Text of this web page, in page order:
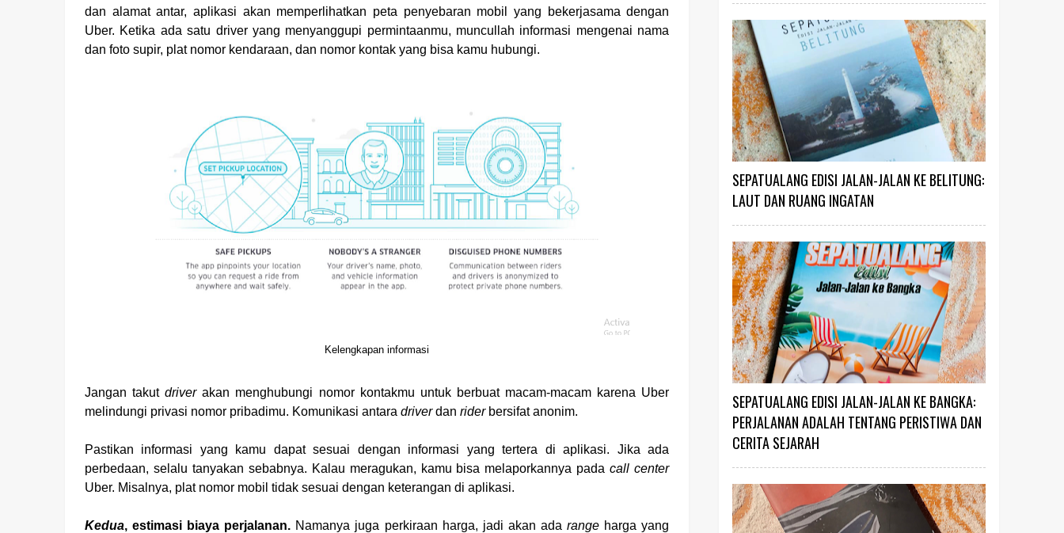
dan alamat antar, aplikasi akan memperlihatkan peta penyebaran mobil yang bekerjasama dengan
Uber. Ketika ada satu driver yang menyanggupi permintaanmu, muncullah informasi mengenai nama
dan foto supir, plat nomor kendaraan, dan nomor kontak yang bisa kamu hubungi.
Kelengkapan informasi
Jangan takutdriverakan menghubungi nomor kontakmu untuk berbuat macam-macam karena Uber
melindungi privasi nomor pribadimu. Komunikasi antara driverdan riderbersifat anonim.
Pastikan informasi yang kamu dapat sesuai dengan informasi yang tertera di aplikasi. Jika ada
perbedaan, selalu tanyakan sebabnya. Kalau meragukan, kamu bisa melaporkannya padacall center
Uber. Misalnya, plat nomor mobil tidak sesuai dengan keterangan di aplikasi.
Kedua, estimasi biaya perjalanan. Namanya juga perkiraan harga, jadi akan adarange harga yang
SEPATUALANG EDISI JALAN-JALAN KE BELITUNG:
LAUT DAN RUANG INGATAN
SEPATUALANG EDISI JALAN-JALAN KE BANGKA:
PERJALANAN ADALAH TENTANG PERISTIWA DAN
CERITA SEJARAH